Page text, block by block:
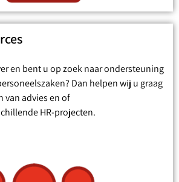
en bent u op zoek naar ondersteuning
Dan helpen wij u graag
van advies en of
HR-projecten.